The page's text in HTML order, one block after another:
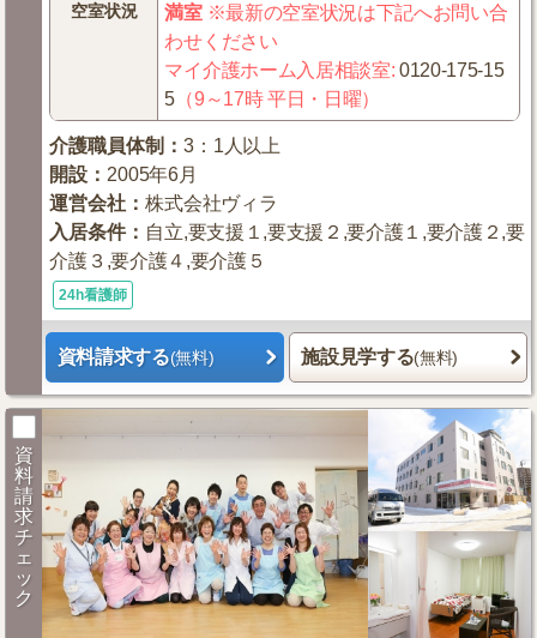
空室状況 満室※最新の空室状況は下記へお問い合
わせください
マイ介護ホーム入居相談室:0120-175-15
5 （9～17時 平日・日曜）
介護職員体制 ：3：1人以上
開設 ： 2005年6月
運営会社 ：株式会社ヴィラ
入居条件： 自立,要支援１,要支援２,要介護１,要介護２,要
介護３,要介護４,要介護５
24h看護師
資料請求する(無料) 施設見学する(無料)
資
料
請
求
チ
ェ
ッ
ク